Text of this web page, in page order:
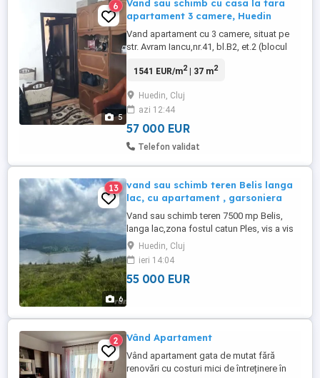
5
6
Vand sau schimb cu casa la tara
apartament 3 camere, Huedin
Vand apartament cu 3 camere, situat pe
str. Avram Iancu,nr.41, bl.B2, et.2 (blocul
mobilat.usi schimbate, instalatie electrica
racordat la gaz cu centrala termica pe
gaz, stare buna, sau schimb cu casa la
tara in apropiere ...
1541 EUR/m2| 37 m2
Huedin, Cluj
azi 12:44
57 000 EUR
Telefon validat
6
13
vand sau schimb teren Belis langa
lac, cu apartament , garsoniera
Vand sau schimb teren 7500 mp Belis,
langa lac,zona fostul catun Ples, vis a vis
de Balcesti. De la teren pana la malul
lacului sunt aproximativ 100 m, acces la
lac pe drum trecut pe harta cadastrala.
Terenul are front la drum de 170 ml. Din
Huedin, Cluj
ieri 14:04
55 000 EUR
2 Vând Apartament
Vând apartament gata de mutat fără
renovări cu costuri mici de întreținere în